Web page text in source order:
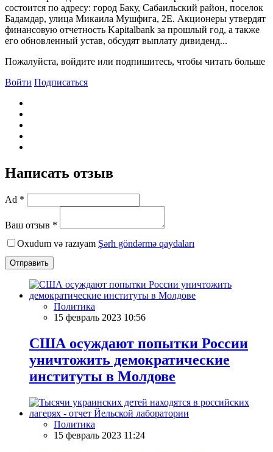
состоится по адресу: город Баку, Сабаильский район, поселок
Бадамдар, улица Микаила Мушфига, 2E. Акционеры утвердят
финансовую отчетность Kapitalbank за прошлый год, а также
его обновленный устав, обсудят выплату дивиденд...
Пожалуйста, войдите или подпишитесь, чтобы читать больше
Войти Подписаться
Написать отзыв
Ad *
Ваш отзыв *
Oxudum və razıyam Şərh göndərmə qaydaları
Отправить
Политика
15 февраль 2023 10:56
США осуждают попытки России
уничтожить демократические
институты в Молдове
Политика
15 февраль 2023 11:24